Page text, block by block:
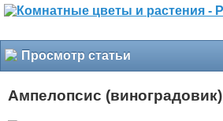
Просмотр статьи
Ампелопсис (виноградовик)